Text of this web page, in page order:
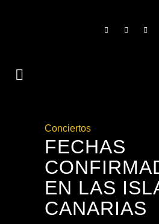
Conciertos
FECHAS
EN LAS
CANARIAS